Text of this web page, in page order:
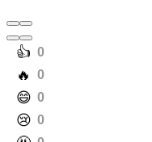
️👍 0
️🔥 0
️😄 0
️😢 0